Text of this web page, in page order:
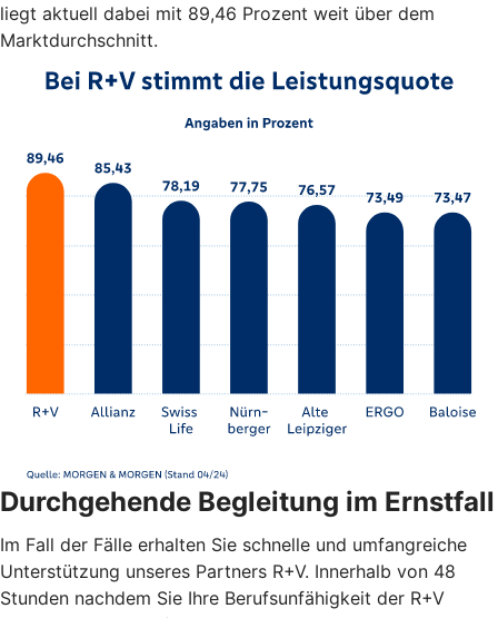
liegt aktuell dabei mit 89,46 Prozent weit über dem
Marktdurchschnitt.
Durchgehende Begleitung im Ernstfall
Im Fall der Fälle erhalten Sie schnelle und umfangreiche
Unterstützung unseres Partners R+V. Innerhalb von 48
Stunden nachdem Sie Ihre Berufsunfähigkeit der R+V